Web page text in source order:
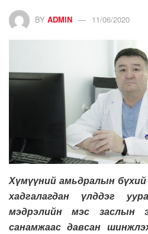
BY ADMIN 11/06/2020
Хүмүүний амьдралын
хадгалагдан үлддэг
мэдрэлийн мэс
санамжаас давсан